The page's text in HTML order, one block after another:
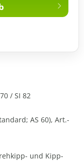
/ SI 82
AS 60), Art.-
und Kipp-